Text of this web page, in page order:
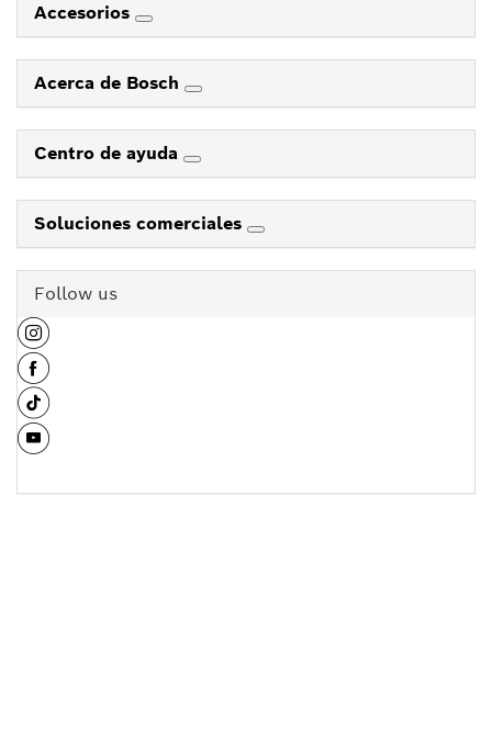
Accesorios
Acerca de Bosch
Centro de ayuda
Soluciones comerciales
Follow us